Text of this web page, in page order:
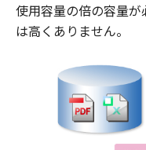
使用容量の倍の容量
は高くありません。